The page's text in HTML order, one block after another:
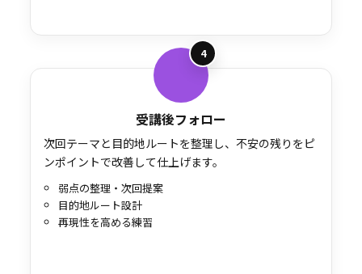
4
受講後フォロー
次回テーマと目的地ルートを整理し、不安の残りをピ
ンポイントで改善して仕上げます。
弱点の整理・次回提案
目的地ルート設計
再現性を高める練習